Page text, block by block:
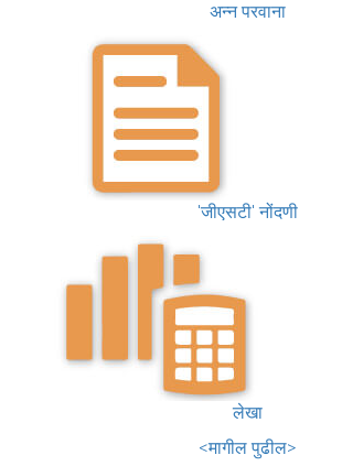
अन्न परवाना
'जीएसटी' नोंदणी
लेखा
<मागीलपुढील>